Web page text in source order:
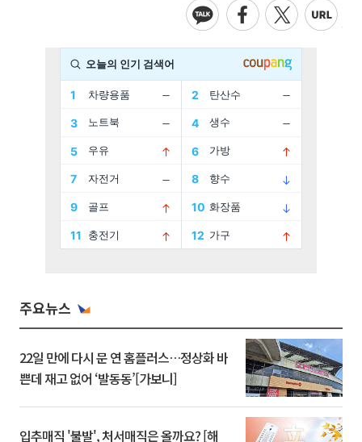
주요뉴스
22일 만에 다시 문 연 홈플러스…정상화 바
쁜데 재고 없어 ‘발동동’[가보니]
입추매직 '불발', 처서매직은 올까요? [해